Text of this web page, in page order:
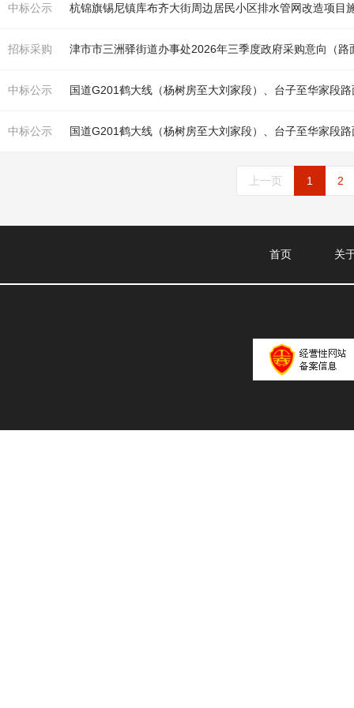
中标公示 杭锦旗锡尼镇库布齐大街周边居民小区排水管网改造项目
招标采购 津市市三洲驿街道办事处2026年三季度政府采购意向（路
中标公示 国道G201鹤大线（杨树房至大刘家段）、台子至华家段
中标公示 国道G201鹤大线（杨树房至大刘家段）、台子至华家段
上一页 1 2
首页 关